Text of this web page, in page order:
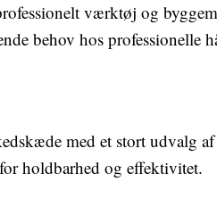
værktøj og
behov hos professionelle
med et stort udvalg
holdbarhed og effektivitet.